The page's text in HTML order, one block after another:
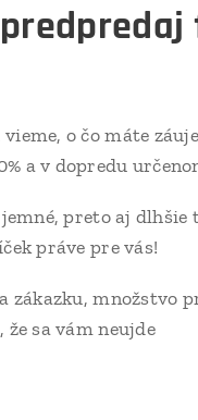
o čo máte
a v dopredu
preto aj
práve pre vás!
zákazku, množstvo
sa vám neujde